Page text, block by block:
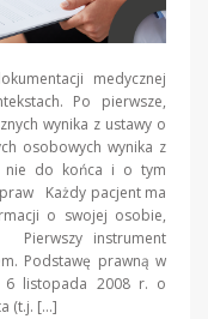
medycznej
Po pierwsze,
wynika z ustawy o
osobowych wynika z
nie do końca i o tym
Każdy pacjent ma
o swojej osobie,
Pierwszy instrument
Podstawę prawną w
6 listopada 2008 r. o
(t.j. […]